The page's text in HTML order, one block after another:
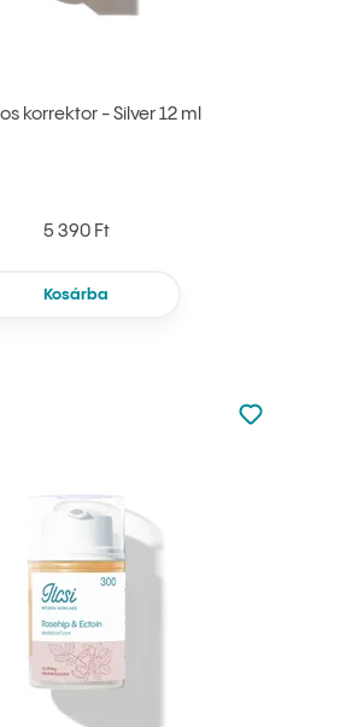
korrektor - Silver 12 ml
5 390 Ft
Kosárba
Nincsen
Hozzáadás